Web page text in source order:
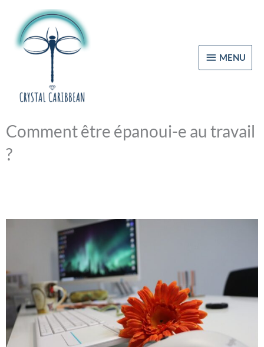
contenu
MENU
Comment être épanoui-e au travail
?